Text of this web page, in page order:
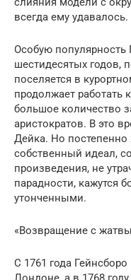
всегда ему удавалось.
Особую популярность
шестидесятых годов,
поселяется в
продолжает работать
большое количество
аристократов. В это
Дейка. Но
собственный идеал,
произведения, не
парадности, кажутся
утонченными.
«Возвращение с
С 1761 года